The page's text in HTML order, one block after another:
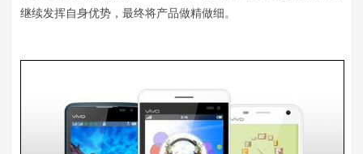
继续发挥自身优势，最终将产品做精做细。